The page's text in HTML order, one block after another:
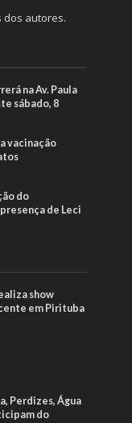
dos autores.
na Av. Paula
sábado, 8
vacinação
do
de Leci
show
em Pirituba
Perdizes, Água
do